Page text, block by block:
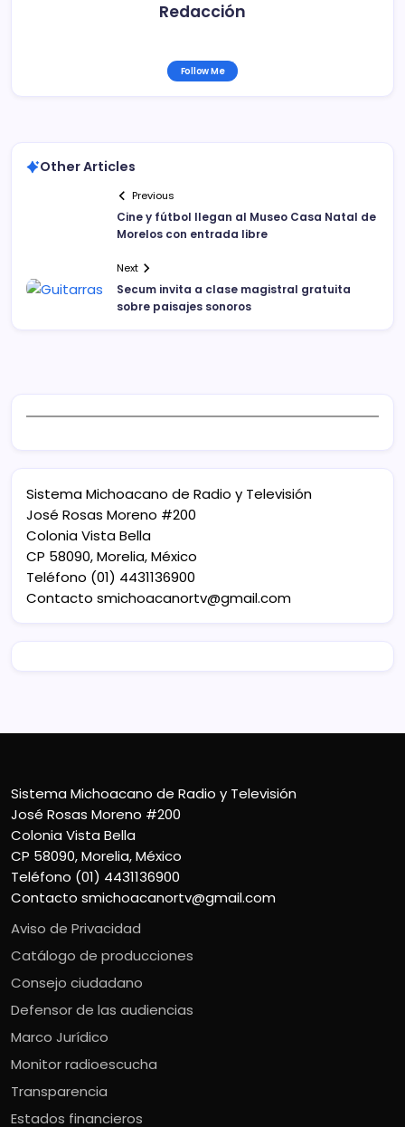
Redacción
Follow Me
Other Articles
Previous
Cine y fútbol llegan al Museo Casa Natal de
Morelos con entrada libre
Next
Secum invita a clase magistral gratuita
sobre paisajes sonoros
Sistema Michoacano de Radio y Televisión
José Rosas Moreno #200
Colonia Vista Bella
CP 58090, Morelia, México
Teléfono (01) 4431136900
Contacto smichoacanortv@gmail.com
Sistema Michoacano de Radio y Televisión
José Rosas Moreno #200
Colonia Vista Bella
CP 58090, Morelia, México
Teléfono (01) 4431136900
Contacto smichoacanortv@gmail.com
Aviso de Privacidad
Catálogo de producciones
Consejo ciudadano
Defensor de las audiencias
Marco Jurídico
Monitor radioescucha
Transparencia
Estados financieros